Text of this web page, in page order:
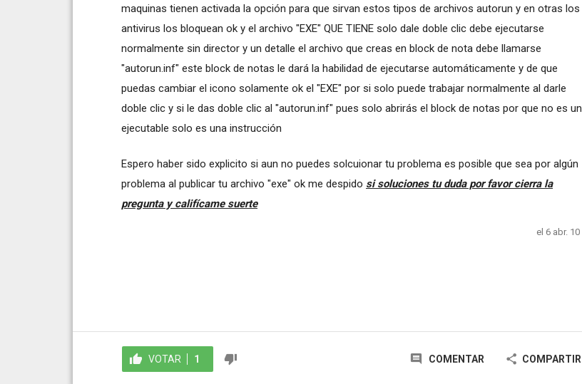
maquinas tienen activada la opción para que sirvan estos tipos de archivos autorun y en otras los
antivirus los bloquean ok y el archivo "EXE" QUE TIENE solo dale doble clic debe ejecutarse
normalmente sin director y un detalle el archivo que creas en block de nota debe llamarse
"autorun.inf" este block de notas le dará la habilidad de ejecutarse automáticamente y de que
puedas cambiar el icono solamente ok el "EXE" por si solo puede trabajar normalmente al darle
doble clic y si le das doble clic al "autorun.inf" pues solo abrirás el block de notas por que no es un
ejecutable solo es una instrucción
Espero haber sido explicito si aun no puedes solcuionar tu problema es posible que sea por algún
problema al publicar tu archivo "exe" ok me despido si soluciones tu duda por favor cierra la
pregunta y califícame suerte
el 6 abr. 10
VOTAR 1 COMENTAR COMPARTIR